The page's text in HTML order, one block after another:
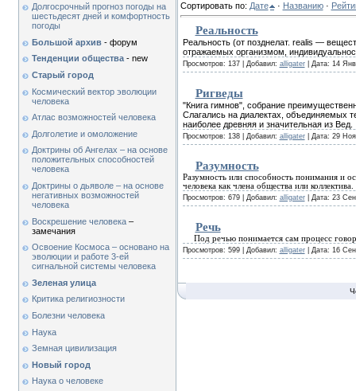
Долгосрочный прогноз погоды на
шестьдесят дней и комфортность
погоды
Большой архив- форум
Тенденции общества- new
Старый город
Космический вектор эволюции
человека
Атлас возможностей человека
Долголетие и омоложение
Доктрины об Ангелах – на основе
положительных способностей
человека
Доктрины о дьяволе – на основе
негативных возможностей
человека
Воскрешение человека–
замечания
Освоение Космоса – основано на
эволюции и работе 3-ей
сигнальной системы человека
Зеленая улица
Критика религиозности
Болезни человека
Наука
Земная цивилизация
Новый город
Наука о человеке
Сортировать по: Дате · Названию·
Реальность
Реальность (от позднелат. realis —
отражаемых организмом,
Просмотров: 137 | Добавил: alligater| Дата: 14 Янв
Ригведы
"Книга гимнов", собрание
Слагались на диалектах, объединяемых
наиболее древняя и значительная из Вед.
Просмотров: 138 | Добавил: alligater| Дата: 29 Ноя
Разумность
Разумность или способность понимания и
человека как члена общества или коллектива.
Просмотров: 679 | Добавил: alligater| Дата: 23 Сен
Речь
Под речью понимается сам процесс
Просмотров: 599 | Добавил: alligater| Дата: 16 Сен